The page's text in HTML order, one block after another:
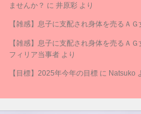
ませんか？ に 井原彩 より
【雑感】息子に支配され身体を売るＡＧ
【雑感】息子に支配され身体を売るＡＧ
フィリア当事者 より
【目標】2025年今年の目標 に Natsuko